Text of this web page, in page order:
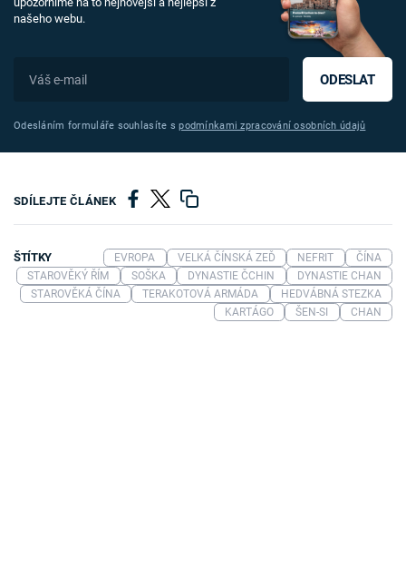
našeho webu.
ODESLAT
Odesláním formuláře souhlasíte spodmínkami zpracování osobních údajů
SDÍLEJTE ČLÁNEK
ŠTÍTKY EVROPA VELKÁ ČÍNSKÁ ZEĎ NEFRIT
ČÍNA
STAROVĚKÝ ŘÍM
SOŠKA DYNASTIE ČCHIN
DYNASTIE CHAN
STAROVĚKÁ ČÍNA
TERAKOTOVÁ ARMÁDA
HEDVÁBNÁ STEZKA
KARTÁGO
ŠEN-SI CHAN